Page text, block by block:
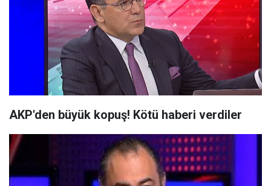
AKP'den büyük kopuş! Kötü haberi verdiler